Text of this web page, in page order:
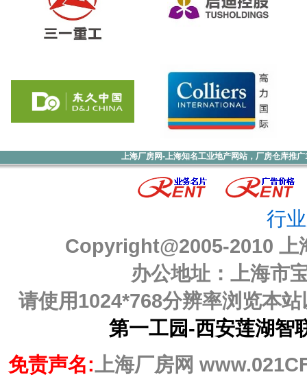
上海厂房网-上海知名工业地产网站，厂房仓库推
行
Copyright@2005-2010 上
办公地址：上海市
请使用1024*768分辨率浏览本
第一工园-西安莲湖智
免责声名:上海厂房网